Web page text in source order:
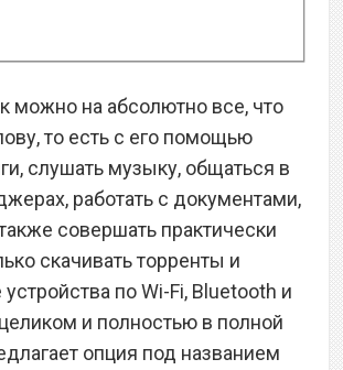
можно на абсолютно все, что
то есть с его помощью
слушать музыку, общаться в
работать с документами,
совершать практически
скачивать торренты и
по Wi-Fi, Bluetooth и
и полностью в полной
опция под названием